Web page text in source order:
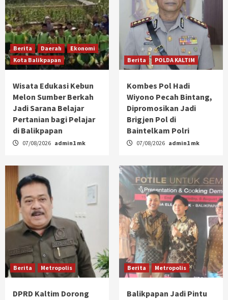
Berita Daerah
Ekonomi
Kota Balikpapan
Wisata Edukasi Kebun
Melon Sumber Berkah
Jadi Sarana Belajar
Pertanian bagi Pelajar
di Balikpapan
07/08/2026 admin1 mk
Berita POLDA KALTIM
Kombes Pol Hadi
Wiyono Pecah Bintang,
Dipromosikan Jadi
Brigjen Pol di
Baintelkam Polri
07/08/2026 admin1 mk
Berita Metropolis
DPRD Kaltim Dorong
Berita Metropolis
Balikpapan Jadi Pintu